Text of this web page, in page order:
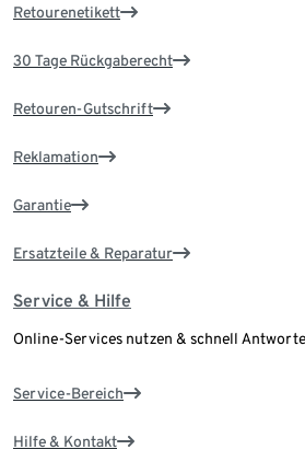
Retourenetikett
30 Tage Rückgaberecht
Retouren-Gutschrift
Reklamation
Garantie
Ersatzteile & Reparatur
Service & Hilfe
Online-Services nutzen & schnell
Service-Bereich
Hilfe & Kontakt